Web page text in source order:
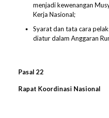
menjadi kewenangan
Kerja Nasional;
Syarat dan tata cara
diatur dalam Anggaran
Pasal 22
Rapat Koordinasi Nasional